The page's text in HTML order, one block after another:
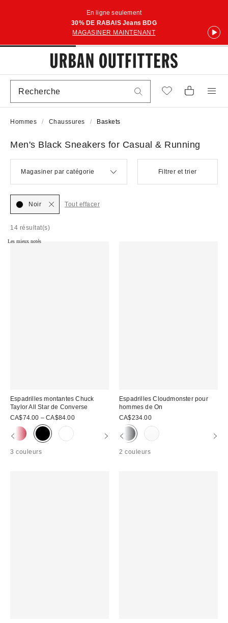
En ligne seulement
30% DE RABAIS Jeans BDG
MAGASINER MAINTENANT
Hommes Chaussures Baskets
Men's Black Sneakers for Casual & Running
Magasiner par catégorie Filtrer et trier
14 résultat(s)
Noir Tout effacer
Les mieux notés
Espadrilles montantes Chuck
Taylor All Star de Converse
CA$74.00 – CA$84.00
3 couleurs
Espadrilles Cloudmonster pour
hommes de On
CA$234.00
2 couleurs